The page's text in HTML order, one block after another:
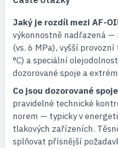
Jaký je rozdíl mezi AF-
výkonnostně nadřazená
(vs. 6 MPa), vyšší
°C) a speciální
dozorované spoje a
Co jsou dozorované
pravidelné technické
norem — typicky v
tlakových zařízeních.
splňovat přísnější